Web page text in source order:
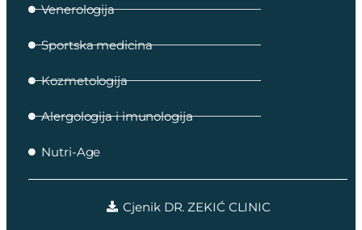
Venerologija
Sportska medicina
Kozmetologija
Alergologija i imunologija
Nutri-Age
Cjenik DR. ZEKIĆ CLINIC